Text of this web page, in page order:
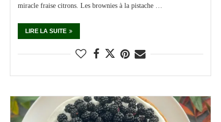
miracle fraise citrons. Les brownies à la pistache …
LIRE LA SUITE